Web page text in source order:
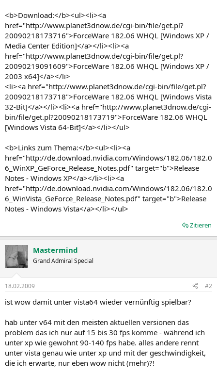
<b>Download:</b><ul><li><a
href="http://www.planet3dnow.de/cgi-bin/file/get.pl?
20090218173716">ForceWare 182.06 WHQL [Windows XP /
Media Center Edition]</a></li><li><a
href="http://www.planet3dnow.de/cgi-bin/file/get.pl?
20090219091609">ForceWare 182.06 WHQL [Windows XP /
2003 x64]</a></li>
<li><a href="http://www.planet3dnow.de/cgi-bin/file/get.pl?
20090218173718">ForceWare 182.06 WHQL [Windows Vista
32-Bit]</a></li><li><a href="http://www.planet3dnow.de/cgi-
bin/file/get.pl?20090218173719">ForceWare 182.06 WHQL
[Windows Vista 64-Bit]</a></li></ul>
<b>Links zum Thema:</b><ul><li><a
href="http://de.download.nvidia.com/Windows/182.06/182.0
6_WinXP_GeForce_Release_Notes.pdf" target="b">Release
Notes - Windows XP</a></li><li><a
href="http://de.download.nvidia.com/Windows/182.06/182.0
6_WinVista_GeForce_Release_Notes.pdf" target="b">Release
Notes - Windows Vista</a></li></ul>
Zitieren
Mastermind
Grand Admiral Special
18.02.2009 #2
ist wow damit unter vista64 wieder vernünftig spielbar?
hab unter v64 mit den meisten aktuellen versionen das
problem das ich nur auf 15 bis 30 fps komme - während ich
unter xp wie gewohnt 90-140 fps habe. alles andere rennt
unter vista genau wie unter xp und mit der geschwindigkeit,
die ich erwarte, nur eben wow nicht (mehr)?!